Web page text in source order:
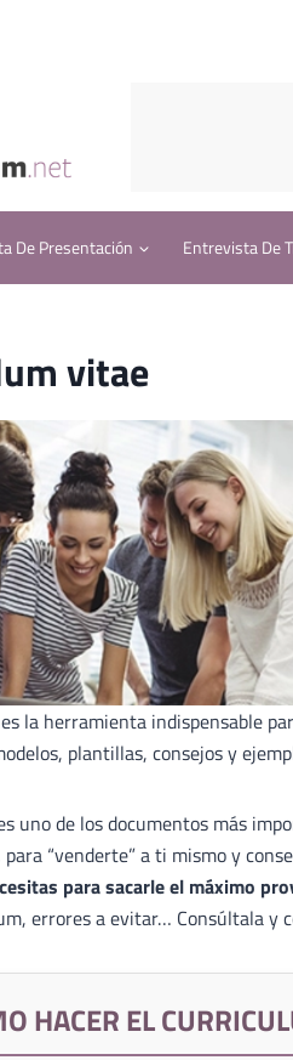
De Presentación Entrevista De
vitae
es la herramienta indispensable
plantillas, consejos y
uno de los documentos más
“venderte” a ti mismo y
para sacarle el máximo
errores a evitar… Consúltala
HACER EL